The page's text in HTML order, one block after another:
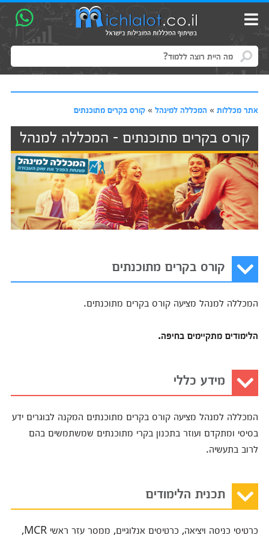
אתר מכללות» המכללה למינהל» קורס בקרים מתוכנתים
קורס בקרים מתוכנתים - המכללה למנהל
קורס בקרים מתוכנתים
המכללה למנהל מציעה קורס בקרים מתוכנתים.
הלימודים מתקיימים בחיפה.
מידע כללי
המכללה למנהל מציעה קורס בקרים מתוכנתים המקנה לבוגרים ידע
בסיסי ומתקדם ועוזר בתכנון בקרי מתוכנתים שמשתמשים בהם
לרוב בתעשיה.
תכנית הלימודים
כרטיסי כניסה ויציאה, כרטיסים אנלוגיים, ממסר עזר ראשי MCR,